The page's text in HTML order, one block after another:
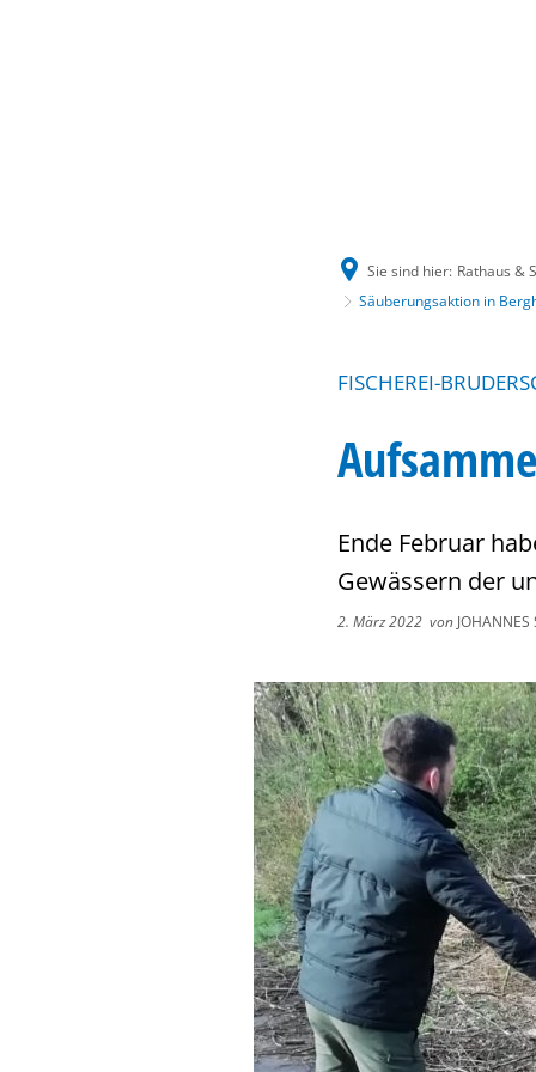
Sie sind hier: Rathaus &
Säuberungsaktion in
FISCHEREI-
Ende Februar
Gewässern der
2. März 2022 von